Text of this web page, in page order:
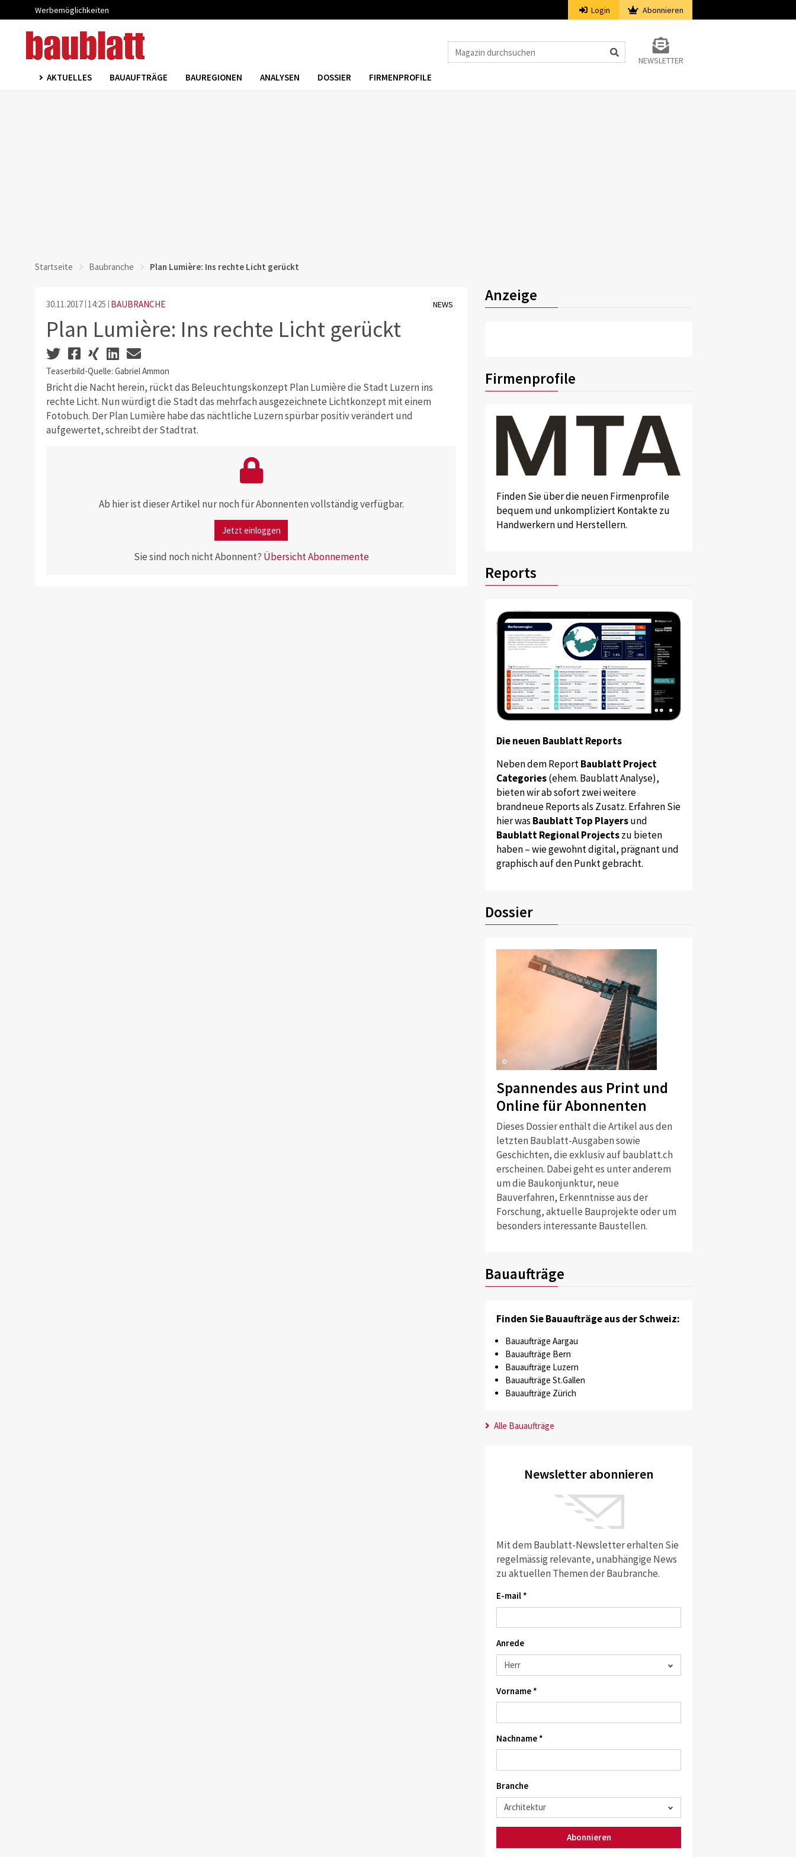
Werbemöglichkeiten Login Abonnieren
NEWSLETTER
AKTUELLES BAUAUFTRÄGE BAUREGIONEN ANALYSEN DOSSIER FIRMENPROFILE
Startseite Baubranche Plan Lumière: Ins rechte Licht gerückt
30.11.2017 14:25 BAUBRANCHE NEWS
Plan Lumière: Ins rechte Licht gerückt
Teaserbild-Quelle: Gabriel Ammon
Bricht die Nacht herein, rückt das Beleuchtungskonzept Plan Lumière die Stadt Luzern ins
rechte Licht. Nun würdigt die Stadt das mehrfach ausgezeichnete Lichtkonzept mit einem
Fotobuch. Der Plan Lumière habe das nächtliche Luzern spürbar positiv verändert und
aufgewertet, schreibt der Stadtrat.
Ab hier ist dieser Artikel nur noch für Abonnenten vollständig verfügbar.
Jetzt einloggen
Sie sind noch nicht Abonnent? Übersicht Abonnemente
Anzeige
Firmenprofile
Finden Sie über die neuen Firmenprofile
bequem und unkompliziert Kontakte zu
Handwerkern und Herstellern.
Reports
Die neuen Baublatt Reports
Neben dem ReportBaublatt Project
Categories(ehem. Baublatt Analyse),
bieten wir ab sofort zwei weitere
brandneue Reports als Zusatz. Erfahren Sie
hier was Baublatt Top Playersund
Baublatt Regional Projectszu bieten
haben – wie gewohnt digital, prägnant und
graphisch auf den Punkt gebracht.
Dossier
©
Spannendes aus Print und
Online für Abonnenten
Dieses Dossier enthält die Artikel aus den
letzten Baublatt-Ausgaben sowie
Geschichten, die exklusiv auf baublatt.ch
erscheinen. Dabei geht es unter anderem
um die Baukonjunktur, neue
Bauverfahren, Erkenntnisse aus der
Forschung, aktuelle Bauprojekte oder um
besonders interessante Baustellen.
Bauaufträge
Finden Sie Bauaufträge aus der Schweiz:
Bauaufträge Aargau
Bauaufträge Bern
Bauaufträge Luzern
Bauaufträge St.Gallen
Bauaufträge Zürich
Alle Bauaufträge
Newsletter abonnieren
Mit dem Baublatt-Newsletter erhalten Sie
regelmässig relevante, unabhängige News
zu aktuellen Themen der Baubranche.
E-mail *
Anrede
Vorname *
Nachname *
Branche
Abonnieren